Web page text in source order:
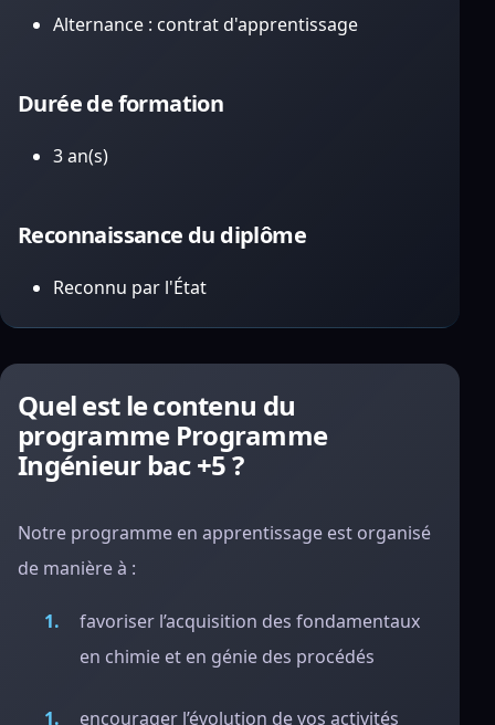
Alternance : contrat d'apprentissage
Durée de formation
3 an(s)
Reconnaissance du diplôme
Reconnu par l'État
Quel est le contenu du
programme Programme
Ingénieur bac +5 ?
Notre programme en apprentissage est organisé
de manière à :
favoriser l’acquisition des fondamentaux
en chimie et en génie des procédés
encourager l’évolution de vos activités